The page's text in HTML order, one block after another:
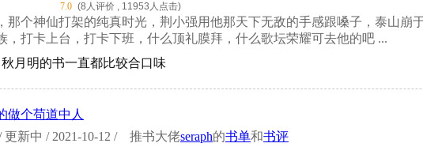
7.0 (8人评价 , 11953人点击)
那个神仙打架的纯真时光，荆小强用他那天下无敌的手感跟嗓子，泰山崩
，打卡上台，打卡下班，什么顶礼膜拜，什么歌坛荣耀可去他的吧 ...
月明的书一直都比较合口味
做个苟道中人
新中 / 2021-10-12 /
推书大佬seraph的书单和书评